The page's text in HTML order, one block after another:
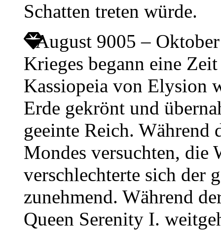
Schatten treten würde.
August 9005 –
Krieges begann eine
Kassiopeia von Elysion
Erde gekrönt und
geeinte Reich. Während
Mondes versuchten, die
verschlechterte sich der
zunehmend. Während
Queen Serenity I.